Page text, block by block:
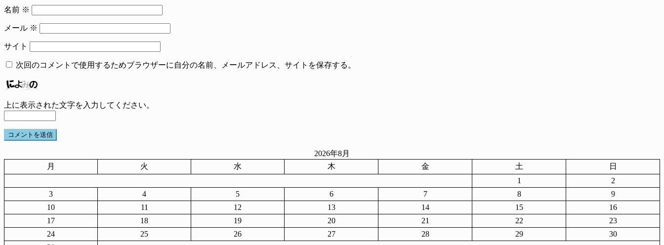
名前 ※
メール ※
サイト
次回のコメントで使用するためブラウザーに自分の名前、メールアドレス、サイトを保存する。
上に表示された文字を入力してください。
2026年8月
月
火 水 木 金 土
日
1
2
3
4 5 6 7 8
9
10
11 12 13 14 15
16
17
18 19 20 21 22
23
24
25 26 27 28 29
30